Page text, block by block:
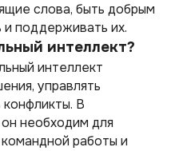
слова, быть добрым
поддерживать их.
интеллект?
интеллект
управлять
В
необходим для
работы и